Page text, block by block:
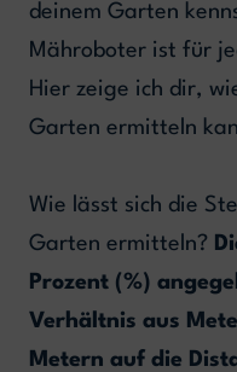
deinem Garten
Mähroboter ist für
Hier zeige ich dir,
Garten ermitteln
Wie lässt sich die
Garten ermitteln?
Prozent (%)
Verhältnis aus
Metern auf die